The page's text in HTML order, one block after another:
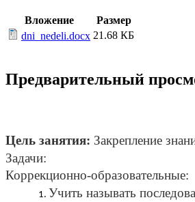
Вложение
Размер
dni_nedeli.docx 21.68 КБ
Предварительный
Цель занятия: Закрепление
Задачи:
Коррекционно-образовательные:
Учить называть